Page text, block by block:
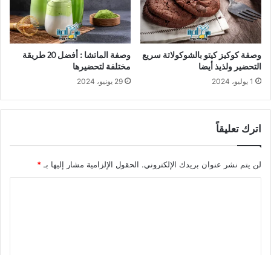
وصفة كوكيز كيتو بالشوكولاتة سريع
التحضير ولذيذ أيضا
1 يوليو، 2024
وصفة الماتشا : أفضل 20 طريقة
مختلفة لتحضيرها
29 يونيو، 2024
اترك تعليقاً
لن يتم نشر عنوان بريدك الإلكتروني. الحقول الإلزامية مشار إليها بـ *